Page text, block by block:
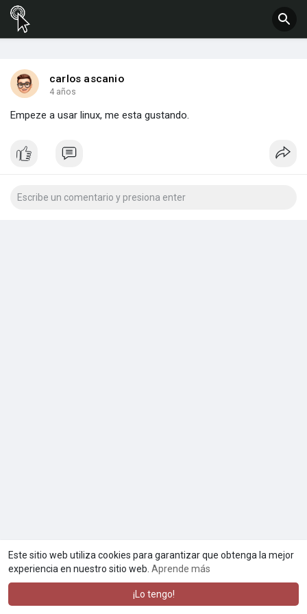
Este sitio web utiliza cookies para garantizar que obtenga la mejor
experiencia en nuestro sitio web. Aprende más
¡Lo tengo!
carlos ascanio
4 años
Empeze a usar linux, me esta gustando.